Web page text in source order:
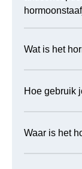
Wat is het
Hoe gebruik
Waar is het